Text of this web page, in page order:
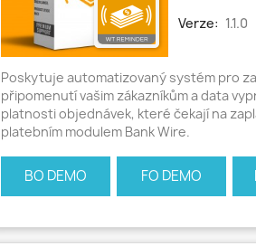
Verze: 1.1.0
Poskytuje automatizovaný systém pro
připomenutí vašim zákazníkům a data
platnosti objednávek, které čekají na
platebním modulem Bank Wire.
BO DEMO FO DEMO